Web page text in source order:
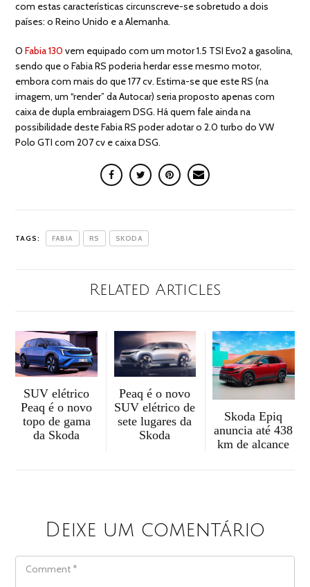
com estas características circunscreve-se sobretudo a dois
países: o Reino Unido e a Alemanha.
OFabia 130 vem equipado com um motor 1.5 TSI Evo2 a gasolina,
sendo que o Fabia RS poderia herdar esse mesmo motor,
embora com mais do que 177 cv. Estima-se que este RS (na
imagem, um “render” da Autocar) seria proposto apenas com
caixa de dupla embraiagem DSG. Há quem fale ainda na
possibilidade deste Fabia RS poder adotar o 2.0 turbo do VW
Polo GTI com 207 cv e caixa DSG.
TAGS: FABIA RS SKODA
Related Articles
SUV elétrico
Peaq é o novo
topo de gama
da Skoda
Peaq é o novo
SUV elétrico de
sete lugares da
Skoda
Skoda Epiq
anuncia até 438
km de alcance
Deixe um comentário
COMMENT